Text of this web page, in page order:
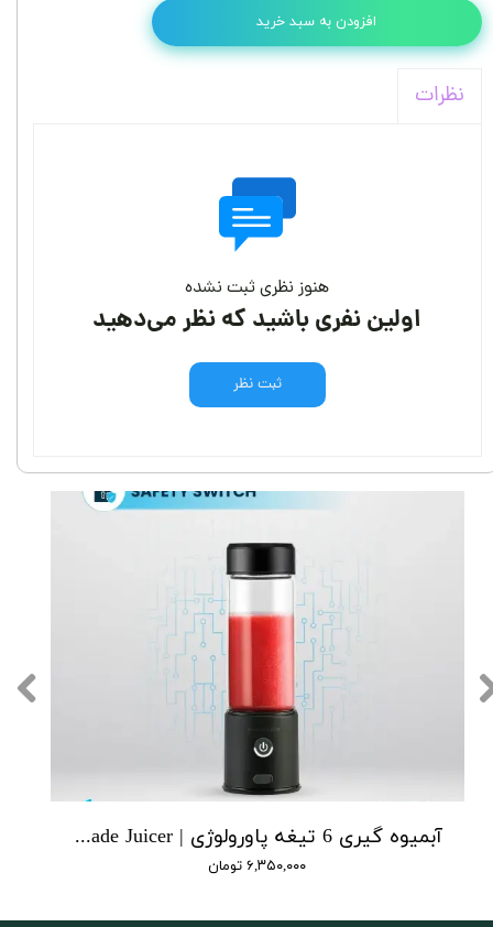
افزودن به سبد خرید
نظرات
هنوز نظری ثبت نشده
اولین نفری باشید که نظر می‌دهید
ثبت نظر
آبمیوه‌ گیری 6 تیغه پاورولوژی | Powerology 6 Blade Juicer
۶,۳۵۰,۰۰۰ تومان